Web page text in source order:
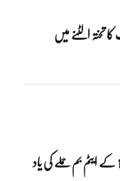
تختہ الٹنے میں